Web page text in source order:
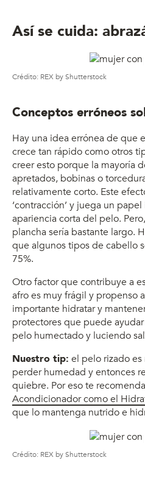
Así se cuida:
Crédito: REX by Shutterstock
Conceptos erróneos
Hay una idea errónea de que
crece tan rápido como otros
creer esto porque la mayoría
apretados, bobinas o
relativamente corto. Este
‘contracción’ y juega un
apariencia corta del pelo.
plancha sería bastante largo.
que algunos tipos de cabello
75%.
Otro factor que contribuye a
afro es muy frágil y propenso
importante hidratar y
protectores que puede
pelo humectado y luciendo
Nuestro tip: el pelo rizado
perder humedad y entonces
quiebre. Por eso te
Acondicionador como el
que lo mantenga nutrido e
Crédito: REX by Shutterstock